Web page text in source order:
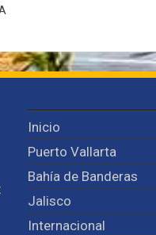
Inicio
Puerto Vallarta
Bahía de Banderas
Jalisco
Internacional